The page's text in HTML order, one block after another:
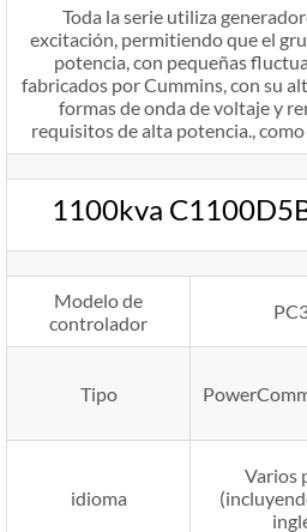
Toda la serie utiliza
excitación, permitiendo que el
potencia, con pequeñas
fabricados por Cummins, con su
formas de onda de voltaje y
requisitos de alta potencia.,
1100kva
Modelo de
controlador
Tipo
idioma
Varios